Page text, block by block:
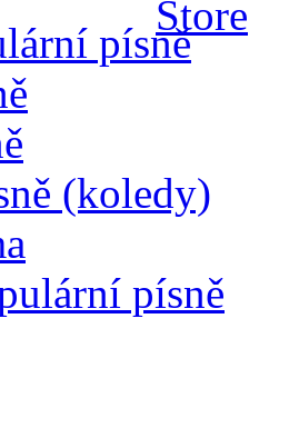
písně
(koledy)
písně